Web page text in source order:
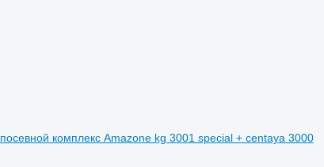
посевной комплекс Amazone kg 3001 special + centaya 3000